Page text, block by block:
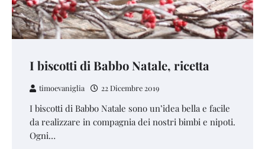
I biscotti di Babbo Natale, ricetta
timoevaniglia 22 Dicembre 2019
I biscotti di Babbo Natale sono un’idea bella e facile
da realizzare in compagnia dei nostri bimbi e nipoti.
Ogni…